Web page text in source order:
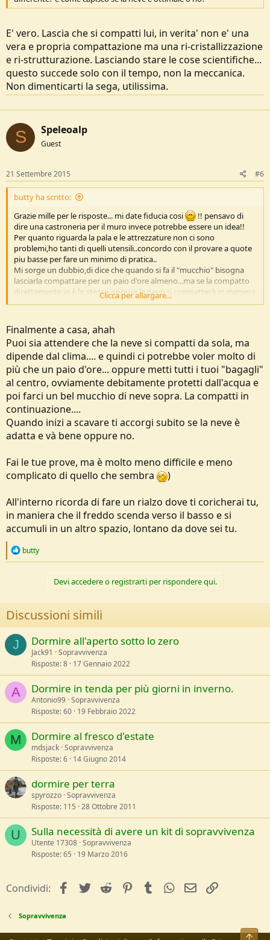
E' vero. Lascia che si compatti lui, in verita' non e' una
vera e propria compattazione ma una ri-cristallizzazione
e ri-strutturazione. Lasciando stare le cose scientifiche...
questo succede solo con il tempo, non la meccanica.
Non dimenticarti la sega, utilissima.
S Speleoalp
Guest
21 Settembre 2015 #6
butty ha scritto:
Grazie mille per le risposte... mi date fiducia cosi
!! pensavo di
dire una castroneria per il muro invece potrebbe essere un idea!!
Per quanto riguarda la pala e le attrezzature non ci sono
problemi,ho tanti di quelli utensili..concordo con il provare a quote
piu basse per fare un minimo di pratica..
Mi sorge un dubbio,di dice che quando si fa il "mucchio" bisogna
lasciarla compattare per un paio d'ore almeno...ma se la compatto
direttamente io è lo stesso oppure la neve si compatterà in maniera
differente? e come capisco se la neve è ottimale o no?
Crafter non avevo pensato al discorso che il sacco a pelo dallo 0 in
su si bagnerebbe...ottima dritta!!
Prometto che come farò l'esperienza vi documento tutto...ora
scusate ma vado a fare la danza della pioggia...che in montagna
vuol dire neveeeeee!!!!!!!!!!
Grazie ancora per le dritte e buona giornata !!!!
Clicca per allargare...
Finalmente a casa, ahah
Puoi sia attendere che la neve si compatti da sola, ma
dipende dal clima.... e quindi ci potrebbe voler molto di
più che un paio d'ore... oppure metti tutti i tuoi "bagagli"
al centro, ovviamente debitamente protetti dall'acqua e
poi farci un bel mucchio di neve sopra. La compatti in
continuazione....
Quando inizi a scavare ti accorgi subito se la neve è
adatta e và bene oppure no.
Fai le tue prove, ma è molto meno difficile e meno
complicato di quello che sembra
)
All'interno ricorda di fare un rialzo dove ti coricherai tu,
in maniera che il freddo scenda verso il basso e si
accumuli in un altro spazio, lontano da dove sei tu.
R
n
s
:
butty
Devi accedere o registrarti per rispondere qui.
Discussioni simili
J Dormire all'aperto sotto lo zero
Jack91
Sopravvivenza
Risposte 8 17 Gennaio 2022
A Dormire in tenda per più giorni in inverno.
Antonio99 Sopravvivenza
Risposte 60 19 Febbraio 2022
M Dormire al fresco d'estate
mdsjack Sopravvivenza
Risposte 6 14 Giugno 2014
dormire per terra
spyrozzo Sopravvivenza
Risposte 115 28 Ottobre 2011
U Sulla necessità di avere un kit di sopravvivenza
Utente 17308 Sopravvivenza
Risposte 65 19 Marzo 2016
Condividi: facebookTwitterReddit PinterestTumblrWhatsApp
e-mail
Sopravvivenza
Alto